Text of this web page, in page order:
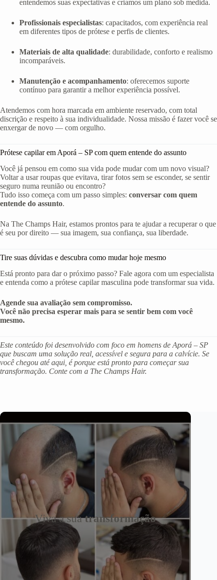
entendemos suas expectativas e criamos um plano sob medida.
Profissionais especialistas: capacitados, com experiência real
em diferentes tipos de prótese e perfis de clientes.
Materiais de alta qualidade: durabilidade, conforto e realismo
incomparáveis.
Manutenção e acompanhamento: oferecemos suporte
contínuo para garantir a melhor experiência possível.
Atendemos com hora marcada em ambiente reservado, com total
discrição e respeito à sua individualidade. Nossa missão é fazer você se
enxergar de novo — com orgulho.
Prótese capilar em Aporá – SP com quem entende do assunto
Você já pensou em como sua vida pode mudar com um novo visual?
Voltar a usar roupas que evitava, tirar fotos sem se esconder, se sentir
seguro numa reunião ou encontro?
Tudo isso começa com um passo simples: conversar com quem
entende do assunto.
Na The Champs Hair, estamos prontos para te ajudar a recuperar o que
é seu por direito — sua imagem, sua confiança, sua liberdade.
Tire suas dúvidas e descubra como mudar hoje mesmo
Está pronto para dar o próximo passo? Fale agora com um especialista
e entenda como a prótese capilar masculina pode transformar sua vida.
Agende sua avaliação sem compromisso.
Você não precisa esperar mais para se sentir bem com você
mesmo.
Este conteúdo foi desenvolvido com foco em homens de Aporá – SP
que buscam uma solução real, acessível e segura para a calvície. Se
você chegou até aqui, é porque está pronto para começar sua
transformação. Conte com a The Champs Hair.
Viva a suatransformação